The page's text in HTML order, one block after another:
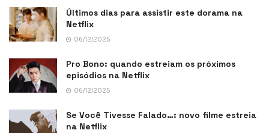
Últimos dias para assistir este dorama na
Netflix
06/12/2025
Pro Bono: quando estreiam os próximos
episódios na Netflix
06/12/2025
Se Você Tivesse Falado…: novo filme estreia
na Netflix